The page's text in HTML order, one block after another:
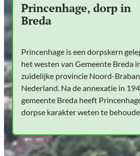
Princenhage, dorp in
Breda
Princenhage is een dorpskern
het westen van Gemeente Breda
zuidelijke provincie Noord-
Nederland. Na de annexatie in
gemeente Breda heeft
dorpse karakter weten te